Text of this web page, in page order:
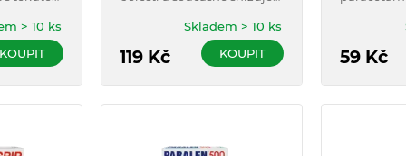
a
a
věku
> 10 ks
KOUPIT
horečky 12 tablet
119Kč
Skladem > 10 ks
KOUPIT
59 Kč